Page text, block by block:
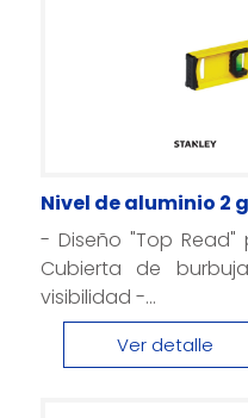
Nivel de aluminio 2
- Diseño "Top
Cubierta de
visibilidad -...
Ver detalle